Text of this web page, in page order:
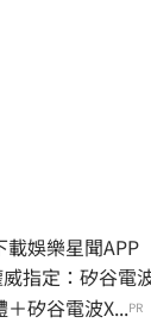
動態 即刻下載娛樂星聞APP
指定：矽谷電
矽谷電波X...PR